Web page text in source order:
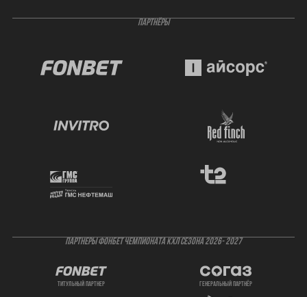
ПАРТНЁРЫ
ПАРТНЕРЫ ФОНБЕТ ЧЕМПИОНАТА КХЛ СЕЗОНА 2026- 2027
титульный партнер генеральный партнёр